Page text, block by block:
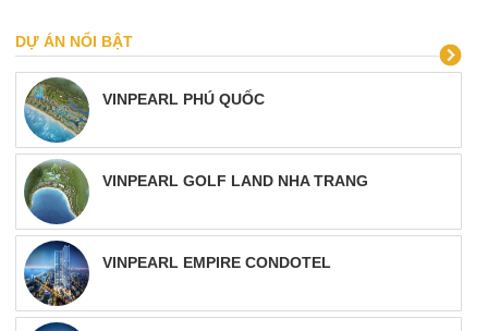
DỰ ÁN NỔI BẬT
VINPEARL PHÚ QUỐC
VINPEARL GOLF LAND NHA TRANG
VINPEARL EMPIRE CONDOTEL